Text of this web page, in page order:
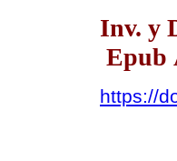
Inv. y
Epub
https://